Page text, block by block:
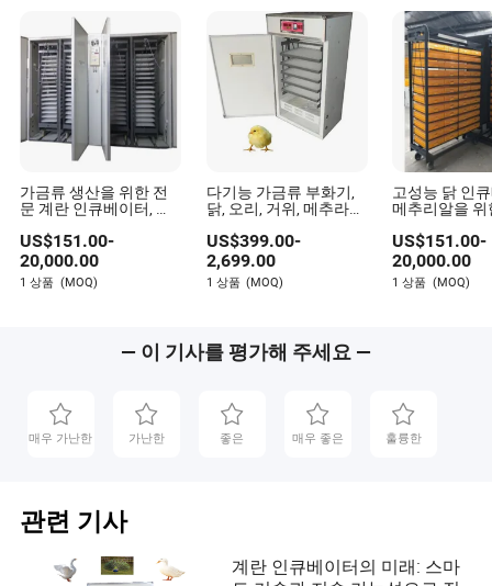
가금류 생산을 위한 전
문 계란 인큐베이터, 내
함
US$151.00-
20,000.00
1 상품 (MOQ)
다기능 가금류 부화기,
닭, 오리, 거위, 메추라기
US$399.00-
2,699.00
1 상품 (MOQ)
고성능 닭 인
메추리알을
US$151.00-
20,000.00
1 상품 (MOQ)
— 이 기사를 평가해 주세요 —
매우 가난한 가난한 좋은 매우 좋은 훌륭한
관련 기사
계란 인큐베이터의 미래: 스마